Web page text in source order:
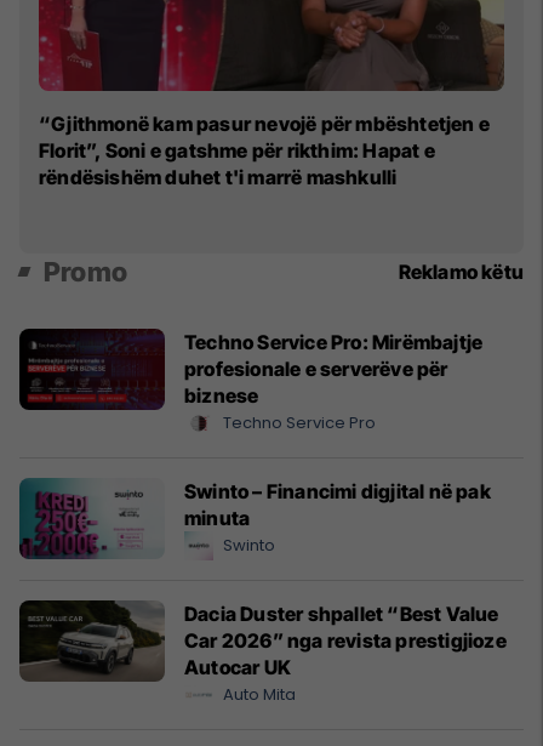
“Gjithmonë kam pasur nevojë për mbështetjen e
Florit”, Soni e gatshme për rikthim: Hapat e
rëndësishëm duhet t'i marrë mashkulli
Promo Reklamo këtu
Techno Service Pro: Mirëmbajtje
profesionale e serverëve për
biznese
Techno Service Pro
Swinto – Financimi digjital në pak
minuta
Swinto
Dacia Duster shpallet “Best Value
Car 2026” nga revista prestigjioze
Autocar UK
Auto Mita